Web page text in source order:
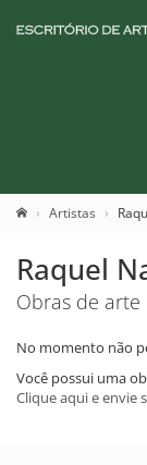
Artistas
Raquel
Obras de arte
No momento não
Você possui uma
Clique aqui e envie